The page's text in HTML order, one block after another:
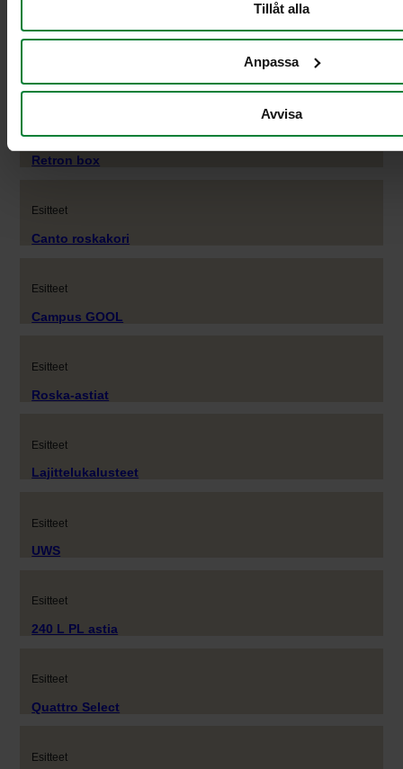
Tillåt alla
Anpassa
Avvisa
Astiatalli
Esitteet
Retron box
Esitteet
Canto roskakori
Esitteet
Campus GOOL
Esitteet
Roska-astiat
Esitteet
Lajittelukalusteet
Esitteet
UWS
Esitteet
240 L PL astia
Esitteet
Quattro Select
Esitteet